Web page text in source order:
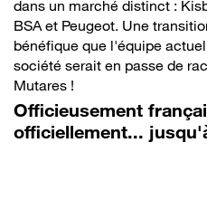
dans un marché distinct :
BSA et Peugeot. Une
bénéfique que l'équipe
société serait en passe de
Mutares !
Officieusement
officiellement...